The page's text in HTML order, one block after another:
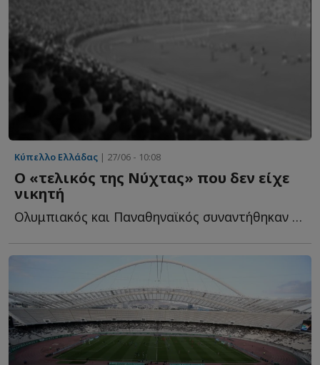
Κύπελλο Ελλάδας | 27/06 - 10:08
Ο «τελικός της Νύχτας» που δεν είχε
νικητή
Ολυμπιακός και Παναθηναϊκός συναντήθηκαν στο ουδέτερο γ...